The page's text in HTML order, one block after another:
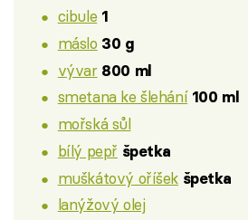
cibule 1
máslo 30 g
vývar 800 ml
smetana ke šlehání 100 ml
mořská sůl
bílý pepř špetka
muškátový oříšek špetka
lanýžový olej